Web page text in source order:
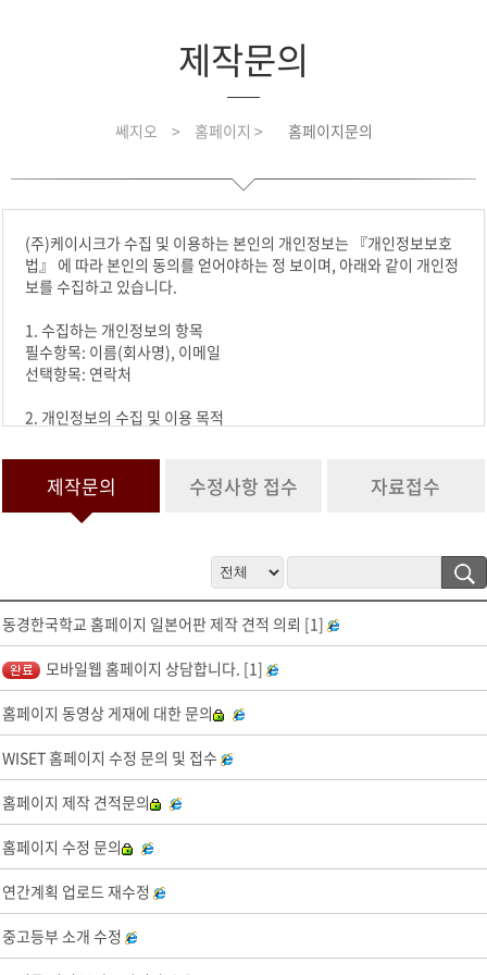
제작문의
쎄지오 > 홈페이지 > 홈페이지문의
(주)케이시크가 수집 및 이용하는 본인의 개인정보는 『개인정보보호
법』 에 따라 본인의 동의를 얻어야하는 정 보이며, 아래와 같이 개인정
보를 수집하고 있습니다.
1. 수집하는 개인정보의 항목
필수항목: 이름(회사명), 이메일
선택항목: 연락처
2. 개인정보의 수집 및 이용 목적
3. 개인정보의 보유 및 이용기간
과 개인정보 입력항목에 대해서는 1년간 보유 이후 해당 정보를 파기합
그 밖의 사항은 개인정보처리방침을 준수합니다.
4. 개인정보 수집 동의 거부 권리
서비스 제공을 위하여 기본 정보를 수집하고 있으며, 제공을 원하지 않
을 경우 수집하지 않으며, 미동의(로 인해)시 서비스 이용이 제한됩니
다.
제작문의 수정사항 접수 자료접수
동경한국학교 홈페이지 일본어판 제작 견적 의뢰 [1]
모바일웹 홈페이지 상담합니다. [1]
홈페이지 동영상 게재에 대한 문의
WISET 홈페이지 수정 문의 및 접수
홈페이지 제작 견적문의
홈페이지 수정 문의
연간계획 업로드 재수정
중고등부 소개 수정